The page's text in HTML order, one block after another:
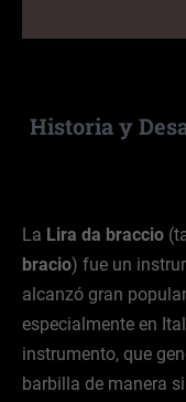
Historia y
La Lira da braccio
bracio) fue un
alcanzó gran
especialmente en
instrumento, que
barbilla de manera